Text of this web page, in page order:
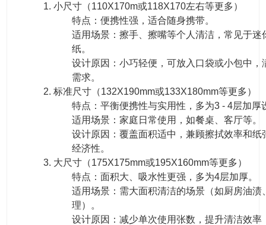
1. 小尺寸（110X170m或118X170左右等更多）
特点：便携性强，适合随身携带。
适用场景：擦手、擦嘴等个人清洁，常见于迷
纸。
设计原因：小巧轻便，可放入口袋或小包中，
需求。
2. 标准尺寸（132X190mm或133X180mm等更多）
特点：平衡便携性与实用性，多为3 - 4层加厚
适用场景：家庭日常使用，如餐桌、客厅等。
设计原因：覆盖面积适中，兼顾擦拭效率和纸
经济性。
3. 大尺寸（175X175mm或195X160mm等更多）
特点：面积大、吸水性更强，多为4层加厚。
适用场景：需大面积清洁的场景（如厨房油渍
理）。
设计原因：减少单次使用张数，提升清洁效率